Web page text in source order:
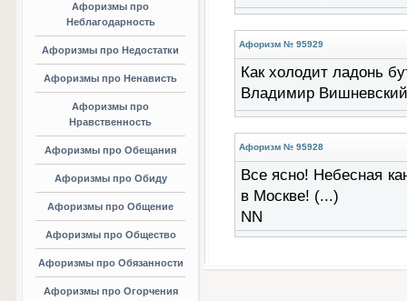
Афоризмы про
Неблагодарность
Афоризмы про Недостатки
Афоризмы про Ненависть
Афоризмы про
Нравственность
Афоризмы про Обещания
Афоризмы про Обиду
Афоризмы про Общение
Афоризмы про Общество
Афоризмы про Обязанности
Афоризмы про Огорчения
Афоризм № 95929
Как холодит ладонь
Владимир Вишневский
Афоризм № 95928
Все ясно! Небесная
в Москве! (...)
NN